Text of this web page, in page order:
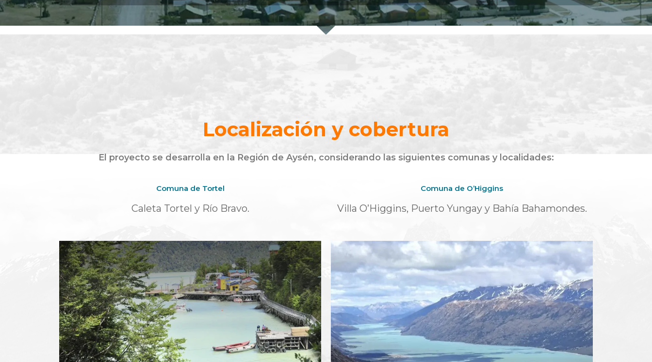
Localización y cobertura
El proyecto se desarrolla en la Región de Aysén, considerando las siguientes comunas y localidades:
Comuna de Tortel
Caleta Tortel y Río Bravo.
Comuna de O’Higgins
Villa O’Higgins, Puerto Yungay y Bahía Bahamondes.